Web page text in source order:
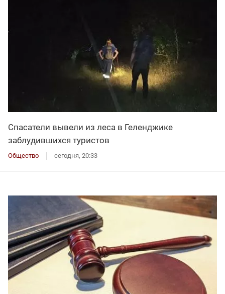
Спасатели вывели из леса в Геленджике
заблудившихся туристов
Общество сегодня, 20:33